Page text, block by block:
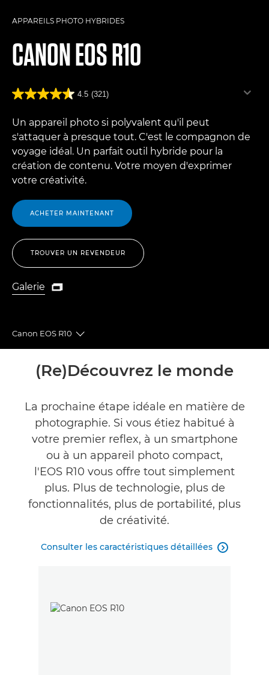
APPAREILS PHOTO HYBRIDES
CANONEOS R10
4.5 (321)
Un appareil photo si polyvalent qu'il peut
s'attaquer à presque tout. C'est le compagnon de
voyage idéal. Un parfait outil hybride pour la
création de contenu. Votre moyen d'exprimer
votre créativité.
ACHETER MAINTENANT
TROUVER UN REVENDEUR
Galerie
Galerie

Canon EOS R10
Toggle breadcrumbs
Présentation
Galerie
Commentaires
Assistance
TROUVER UN REVENDEUR
(Re)Découvrez le monde
La prochaine étape idéale en matière de
photographie. Si vous étiez habitué à
votre premier reflex, à un smartphone
ou à un appareil photo compact,
l'EOS R10 vous offre tout simplement
plus. Plus de technologie, plus de
fonctionnalités, plus de portabilité, plus
de créativité.
Consulter les caractéristiques détaillées 